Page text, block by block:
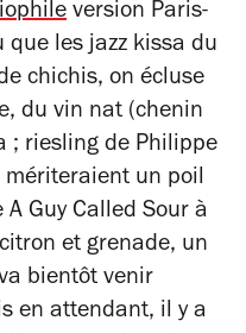
version Paris-
que les jazz kissa du
chichis, on écluse
du vin nat (chenin
; riesling de Philippe
mériteraient un poil
Guy Called Sour à
et grenade, un
bientôt venir
en attendant, il y a